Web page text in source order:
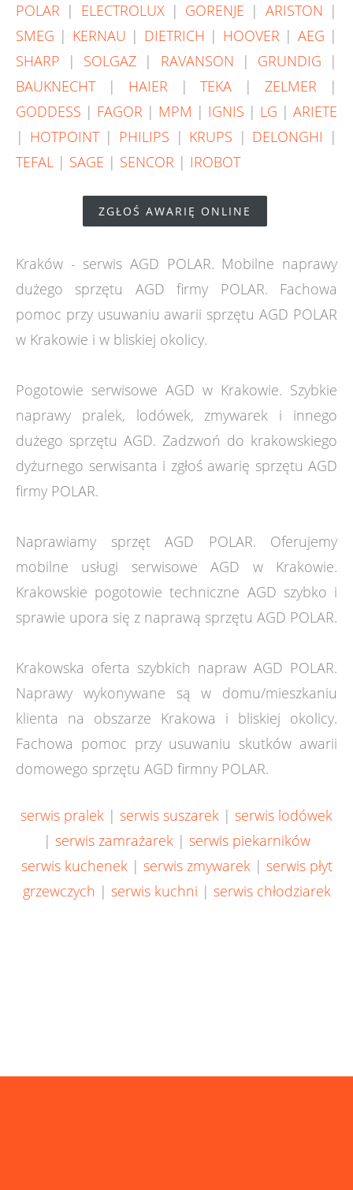
POLAR | ELECTROLUX| GORENJE | ARISTON |
SMEG | KERNAU | DIETRICH | HOOVER | AEG |
SHARP | SOLGAZ | RAVANSON | GRUNDIG |
BAUKNECHT| HAIER |TEKA |ZELMER |
GODDESS | FAGOR | MPM | IGNIS | LG | ARIETE
| HOTPOINT| PHILIPS | KRUPS | DELONGHI |
TEFAL | SAGE | SENCOR | IROBOT
ZGŁOŚ AWARIĘ ONLINE
Kraków - serwis AGD POLAR. Mobilne naprawy
dużego sprzętu AGD firmy POLAR. Fachowa
pomoc przy usuwaniu awarii sprzętu AGD POLAR
w Krakowie i w bliskiej okolicy.
Pogotowie serwisowe AGD w Krakowie. Szybkie
naprawy pralek, lodówek, zmywarek i innego
dużego sprzętu AGD. Zadzwoń do krakowskiego
dyżurnego serwisanta i zgłoś awarię sprzętu AGD
firmy POLAR.
Naprawiamy sprzęt AGD POLAR. Oferujemy
mobilne usługi serwisowe AGD w Krakowie.
Krakowskie pogotowie techniczne AGD szybko i
sprawie upora się z naprawą sprzętu AGD POLAR.
Krakowska oferta szybkich napraw AGD POLAR.
Naprawy wykonywane są w domu/mieszkaniu
klienta na obszarze Krakowa i bliskiej okolicy.
Fachowa pomoc przy usuwaniu skutków awarii
domowego sprzętu AGD firmny POLAR.
serwis pralek | serwis suszarek | serwis lodówek
| serwis zamrażarek| serwis piekarników
serwis kuchenek| serwis zmywarek| serwis płyt
grzewczych | serwis kuchni | serwis chłodziarek